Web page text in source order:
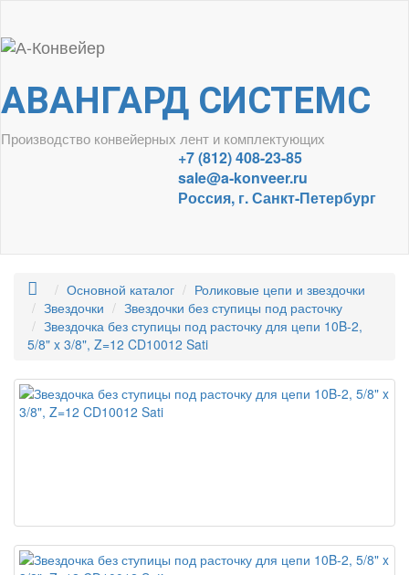
АВАНГАРД СИСТЕМС
Производство конвейерных лент и комплектующих
+7 (812) 408-23-85
sale@a-konveer.ru
Россия, г. Санкт-Петербург
Основной каталог
Роликовые цепи и звездочки
Звездочки
Звездочки без ступицы под расточку
Звездочка без ступицы под расточку для цепи 10B-2,
5/8" x 3/8", Z=12 CD10012 Sati